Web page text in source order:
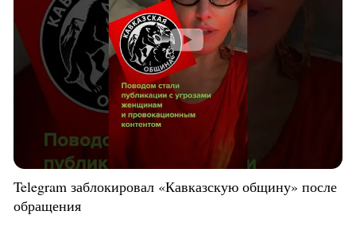
Telegram заблокировал «Кавказскую общину» после
обращения